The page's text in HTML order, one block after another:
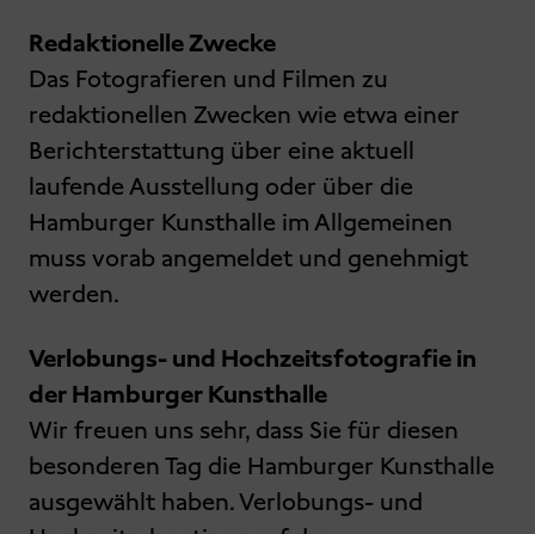
Redaktionelle Zwecke
Das Fotografieren und Filmen zu
redaktionellen Zwecken wie etwa einer
Berichterstattung über eine aktuell
laufende Ausstellung oder über die
Hamburger Kunsthalle im Allgemeinen
muss vorab angemeldet und genehmigt
werden.
Verlobungs- und Hochzeitsfotografie in
der Hamburger Kunsthalle
Wir freuen uns sehr, dass Sie für diesen
besonderen Tag die Hamburger Kunsthalle
ausgewählt haben. Verlobungs- und